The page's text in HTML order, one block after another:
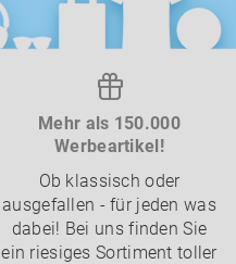
Mehr als 150.000
Werbeartikel!
Ob klassisch oder
ausgefallen - für jeden was
dabei! Bei uns finden Sie
ein riesiges Sortiment toller